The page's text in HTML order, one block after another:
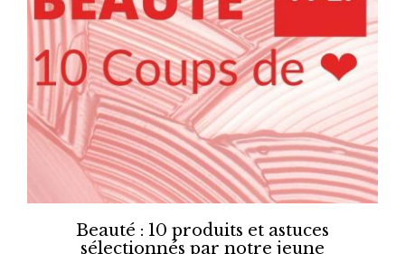
Beauté : 10 produits et astuces
sélectionnés par notre jeune